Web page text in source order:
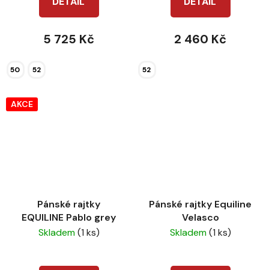
5 725 Kč
50 52
2 460 Kč
52
AKCE
Pánské rajtky
EQUILINE Pablo grey
Skladem(1 ks)
Pánské rajtky Equiline
Velasco
Skladem(1 ks)